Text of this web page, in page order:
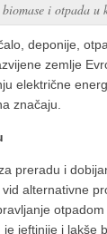
i otpada
deponije,
zemlje
električne
značaju.
preradu i
alternativne
jeftinije i